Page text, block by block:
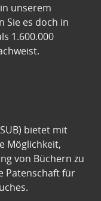
unserem
Sie es doch in
1.600.000
bietet mit
Möglichkeit,
von Büchern zu
Patenschaft für